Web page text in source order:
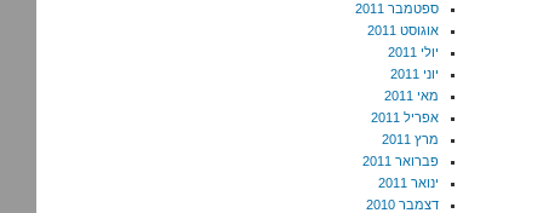
ספטמבר 2011
אוגוסט 2011
יולי 2011
יוני 2011
מאי 2011
אפריל 2011
מרץ 2011
פברואר 2011
ינואר 2011
דצמבר 2010